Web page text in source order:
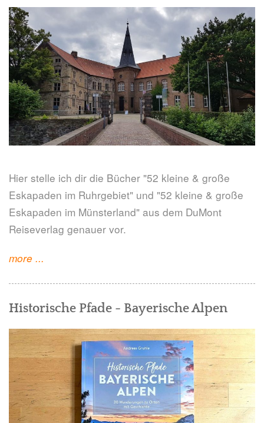
Heehler"
Hier stelle ich dir die Bücher "52 kleine & große
Eskapaden im Ruhrgebiet" und "52 kleine & große
Eskapaden im Münsterland" aus dem DuMont
Reiseverlag genauer vor.
more "52
Ruhrgebiet
&
Münsterland"
...
Historische Pfade - Bayerische Alpen